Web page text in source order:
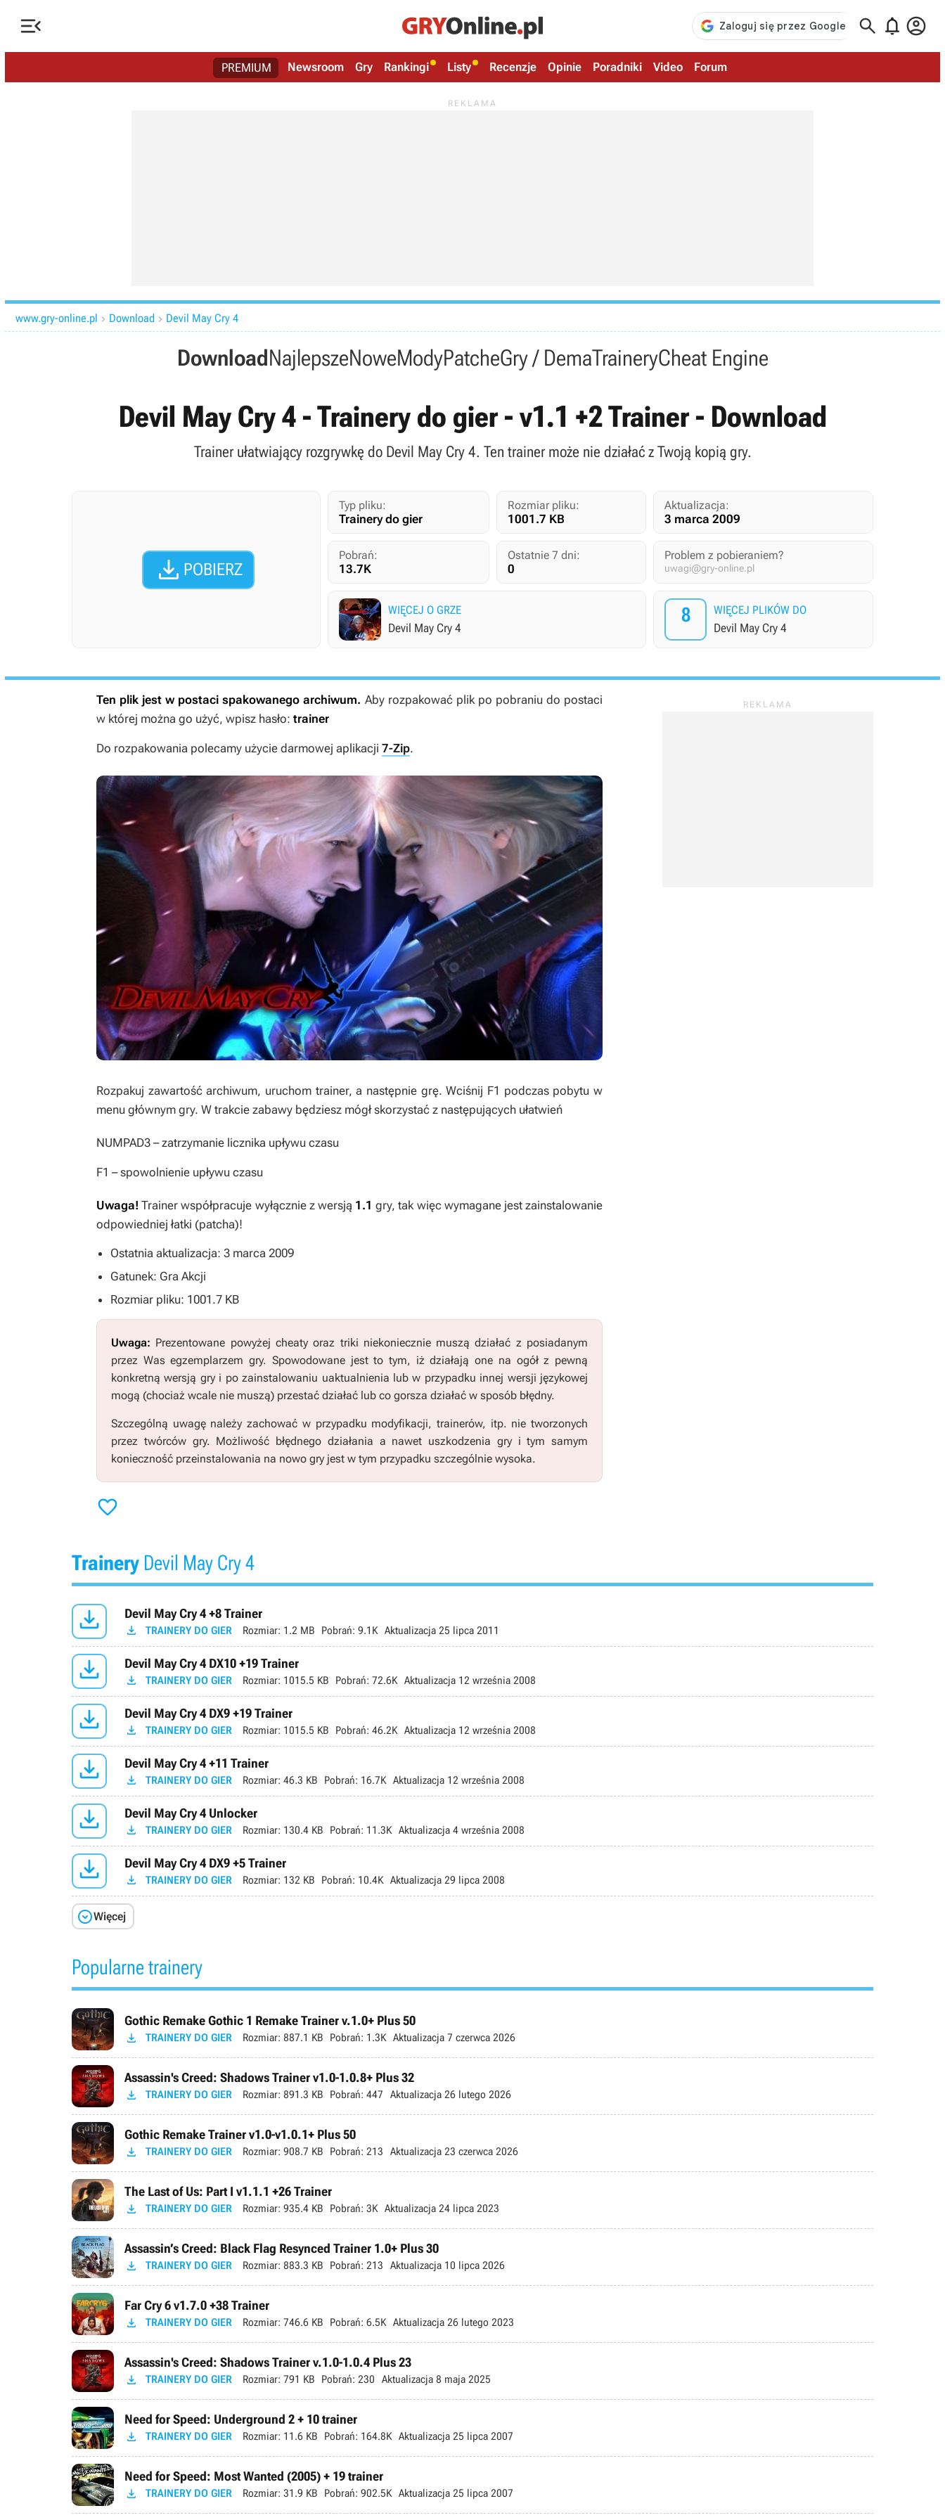
   
PREMIUM Newsroom Gry Rankingi Listy Recenzje Opinie Poradniki Video Forum
www.gry-online.pl  Download  Devil May Cry 4
DownloadNajlepszeNoweModyPatcheGry / DemaTraineryCheat Engine
Devil May Cry 4 - Trainery do gier - v1.1 +2 Trainer - Download
Trainer ułatwiający rozgrywkę do Devil May Cry 4. Ten trainer może nie działać z Twoją kopią gry.
 POBIERZ
Typ pliku:
Trainery do gier
Rozmiar pliku:
1001.7 KB
Aktualizacja:
3 marca 2009
Pobrań:
13.7K
Ostatnie 7 dni:
0
Problem z pobieraniem?
uwagi@gry-online.pl
WIĘCEJ O GRZE
Devil May Cry 4
8 WIĘCEJ PLIKÓW DO
Devil May Cry 4
Ten plik jest w postaci spakowanego archiwum. Aby rozpakować plik po pobraniu do postaci
w której można go użyć, wpisz hasło: trainer
Do rozpakowania polecamy użycie darmowej aplikacji 7-Zip.
Rozpakuj zawartość archiwum, uruchom trainer, a następnie grę. Wciśnij F1 podczas pobytu w
menu głównym gry. W trakcie zabawy będziesz mógł skorzystać z następujących ułatwień
NUMPAD3 – zatrzymanie licznika upływu czasu
F1 – spowolnienie upływu czasu
Uwaga!Trainer współpracuje wyłącznie z wersją 1.1gry, tak więc wymagane jest zainstalowanie
odpowiedniej łatki (patcha)!
Ostatnia aktualizacja: 3 marca 2009
Gatunek: Gra Akcji
Rozmiar pliku: 1001.7 KB
Uwaga: Prezentowane powyżej cheaty oraz triki niekoniecznie muszą działać z posiadanym
przez Was egzemplarzem gry. Spowodowane jest to tym, iż działają one na ogół z pewną
konkretną wersją gry i po zainstalowaniu uaktualnienia lub w przypadku innej wersji językowej
mogą (chociaż wcale nie muszą) przestać działać lub co gorsza działać w sposób błędny.
Szczególną uwagę należy zachować w przypadku modyfikacji, trainerów, itp. nie tworzonych
przez twórców gry. Możliwość błędnego działania a nawet uszkodzenia gry i tym samym
konieczność przeinstalowania na nowo gry jest w tym przypadku szczególnie wysoka.

Trainery Devil May Cry 4
 Devil May Cry 4 +8 Trainer
 TRAINERY DO GIER Rozmiar: 1.2 MB Pobrań: 9.1K Aktualizacja 25 lipca 2011
 Devil May Cry 4 DX10 +19 Trainer
 TRAINERY DO GIER Rozmiar: 1015.5 KB Pobrań: 72.6K Aktualizacja 12 września 2008
 Devil May Cry 4 DX9 +19 Trainer
 TRAINERY DO GIER Rozmiar: 1015.5 KB Pobrań: 46.2K Aktualizacja 12 września 2008
 Devil May Cry 4 +11 Trainer
 TRAINERY DO GIER Rozmiar: 46.3 KB Pobrań: 16.7K Aktualizacja 12 września 2008
 Devil May Cry 4 Unlocker
 TRAINERY DO GIER Rozmiar: 130.4 KB Pobrań: 11.3K Aktualizacja 4 września 2008
 Devil May Cry 4 DX9 +5 Trainer
 TRAINERY DO GIER Rozmiar: 132 KB Pobrań: 10.4K Aktualizacja 29 lipca 2008
Więcej
Popularne trainery
Gothic Remake Gothic 1 Remake Trainer v.1.0+ Plus 50
 TRAINERY DO GIER Rozmiar: 887.1 KB Pobrań: 1.3K Aktualizacja 7 czerwca 2026
Assassin's Creed: Shadows Trainer v1.0-1.0.8+ Plus 32
 TRAINERY DO GIER Rozmiar: 891.3 KB Pobrań: 447 Aktualizacja 26 lutego 2026
Gothic Remake Trainer v1.0-v1.0.1+ Plus 50
 TRAINERY DO GIER Rozmiar: 908.7 KB Pobrań: 213 Aktualizacja 23 czerwca 2026
The Last of Us: Part I v1.1.1 +26 Trainer
 TRAINERY DO GIER Rozmiar: 935.4 KB Pobrań: 3K Aktualizacja 24 lipca 2023
Assassin’s Creed: Black Flag Resynced Trainer 1.0+ Plus 30
 TRAINERY DO GIER Rozmiar: 883.3 KB Pobrań: 213 Aktualizacja 10 lipca 2026
Far Cry 6 v1.7.0 +38 Trainer
 TRAINERY DO GIER Rozmiar: 746.6 KB Pobrań: 6.5K Aktualizacja 26 lutego 2023
Assassin's Creed: Shadows Trainer v.1.0-1.0.4 Plus 23
 TRAINERY DO GIER Rozmiar: 791 KB Pobrań: 230 Aktualizacja 8 maja 2025
Need for Speed: Underground 2 + 10 trainer
 TRAINERY DO GIER Rozmiar: 11.6 KB Pobrań: 164.8K Aktualizacja 25 lipca 2007
Need for Speed: Most Wanted (2005) + 19 trainer
 TRAINERY DO GIER Rozmiar: 31.9 KB Pobrań: 902.5K Aktualizacja 25 lipca 2007